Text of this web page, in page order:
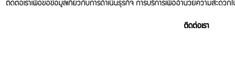
ติดต่อเราเพื่อขอข้อมูลเกี่ยวกับการดำเนินธุรกิจ การบริการเพื่ออำนวยความสะดว
ติดต่อเรา